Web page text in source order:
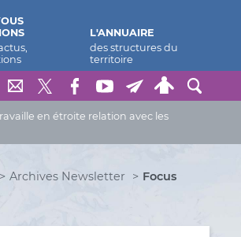
en étroite relation avec les
L'ANNUAIRE
Archives Newsletter
Focus